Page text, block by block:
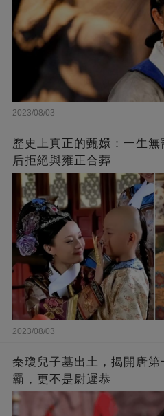
2023/08/03
歷史上真正的甄嬛：一生
后拒絕與雍正合葬
2023/08/03
秦瓊兒子墓出土，揭開唐
霸，更不是尉遲恭